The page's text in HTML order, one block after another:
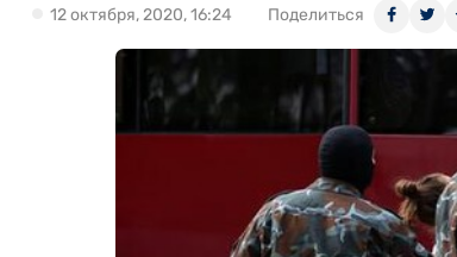
12 октября, 2020, 16:24 Поделиться